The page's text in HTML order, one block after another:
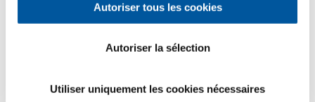
Autoriser tous les cookies
Autoriser la sélection
Utiliser uniquement les cookies nécessaires
Portes d’entrée
Parois vitrées